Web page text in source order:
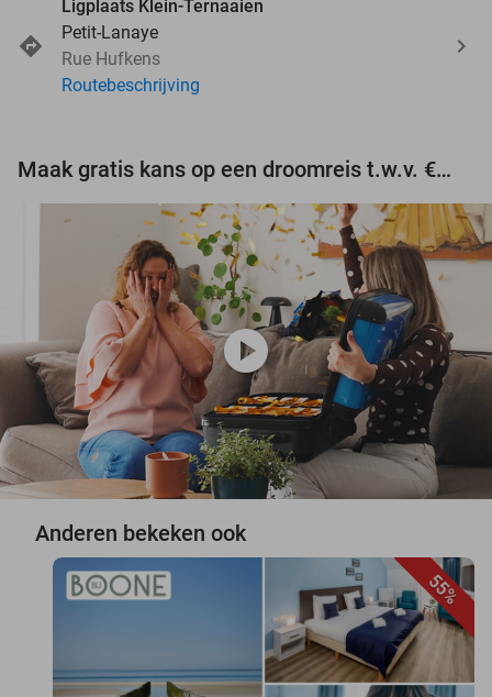
Ligplaats Klein-Ternaaien
Petit-Lanaye
Rue Hufkens
Routebeschrijving
Maak gratis kans op een droomreis t.w.v. €3.000!
play_circle
Anderen bekeken ook
55%